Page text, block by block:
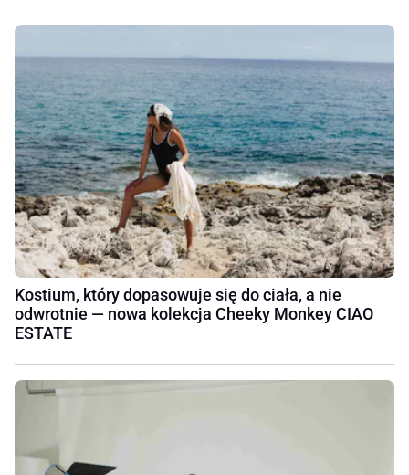
Kostium, który dopasowuje się do ciała, a nie
odwrotnie — nowa kolekcja Cheeky Monkey CIAO
ESTATE